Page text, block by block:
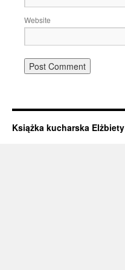
Website
Książka kucharska Elżbiety